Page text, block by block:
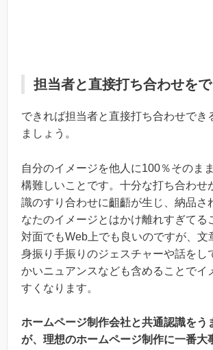
担当者と直接打ち合わせを
できれば担当者と直接打ち合わせでき
ましょう。
自分のイメージを他人に100％そのま
構難しいことです。十分な打ち合わせ
識のすり合わせに齟齬が生じ、納品さ
なたのイメージとはかけ離れすぎてる
対面でもWeb上でも良いのですが、文
身振り手振りのジェスチャーや話をし
かいニュアンスなども含めることでイ
すくなります。
ホームページ制作会社と共通認識をう
が、理想のホームページ制作に一番大